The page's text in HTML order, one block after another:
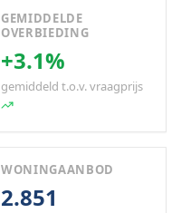
GEMIDDELDE
OVERBIEDING
+3.1%
gemiddeld t.o.v. vraagprijs
WONINGAANBOD
2.851